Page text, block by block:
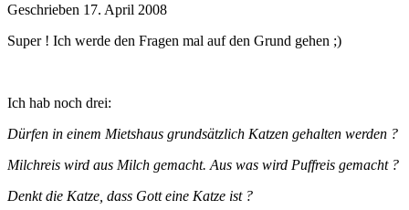
Geschrieben 17. April 2008
Super ! Ich werde den Fragen mal auf den Grund gehen ;)
Ich hab noch drei:
Dürfen in einem Mietshaus grundsätzlich Katzen gehalten werden ?
Milchreis wird aus Milch gemacht. Aus was wird Puffreis gemacht ?
Denkt die Katze, dass Gott eine Katze ist ?